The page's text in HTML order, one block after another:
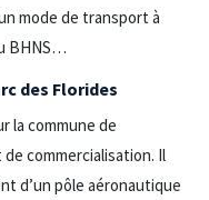
mode de transport à
BHNS…
des Florides
la commune de
commercialisation. Il
d’un pôle aéronautique